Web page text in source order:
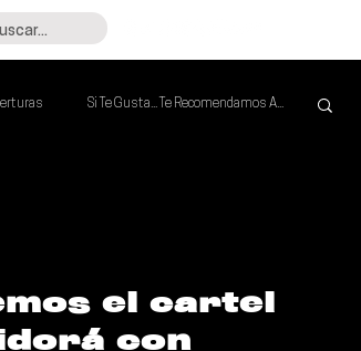
Si Te Gusta... Te Recomendamos A...
el cartel
con